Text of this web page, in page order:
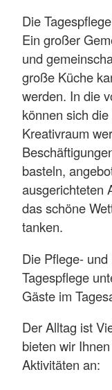
Die
Ein großer
und
große Küche
werden. In die
können sich
Kreativraum
basteln,
ausgerichteten
das schöne
tanken.
Die Pflege-
Tagespflege
Gäste im
Der Alltag ist
bieten wir
Aktivitäten an: